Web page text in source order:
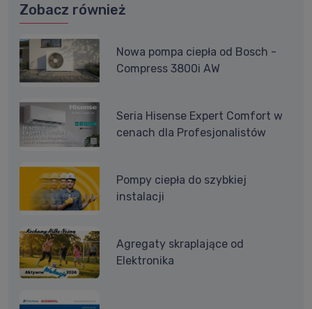
Zobacz również
Nowa pompa ciepła od Bosch -
Compress 3800i AW
Seria Hisense Expert Comfort w
cenach dla Profesjonalistów
Pompy ciepła do szybkiej
instalacji
Agregaty skraplające od
Elektronika